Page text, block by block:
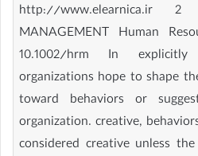
http://www.elearnica.ir 2
MANAGEMENT Human
10.1002/hrm In explicitly
organizations hope to shape
toward behaviors or
organization. creative,
considered creative unless